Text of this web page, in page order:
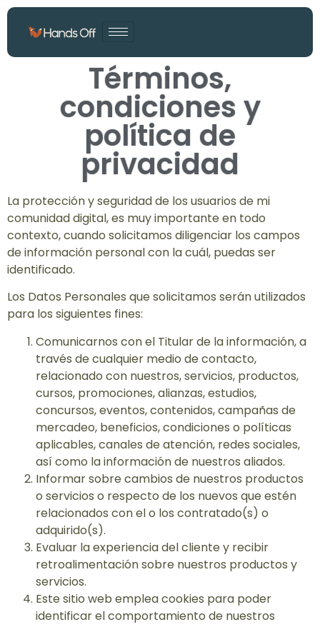
Términos,
condiciones y
política de
privacidad
La protección y seguridad de los usuarios de mi
comunidad digital, es muy importante en todo
contexto, cuando solicitamos diligenciar los campos
de información personal con la cuál, puedas ser
identificado.
Los Datos Personales que solicitamos serán utilizados
para los siguientes fines:
Comunicarnos con el Titular de la información, a
través de cualquier medio de contacto,
relacionado con nuestros, servicios, productos,
cursos, promociones, alianzas, estudios,
concursos, eventos, contenidos, campañas de
mercadeo, beneficios, condiciones o políticas
aplicables, canales de atención, redes sociales,
así como la información de nuestros aliados.
Informar sobre cambios de nuestros productos
o servicios o respecto de los nuevos que estén
relacionados con el o los contratado(s) o
adquirido(s).
Evaluar la experiencia del cliente y recibir
retroalimentación sobre nuestros productos y
servicios.
Este sitio web emplea cookies para poder
identificar el comportamiento de nuestros